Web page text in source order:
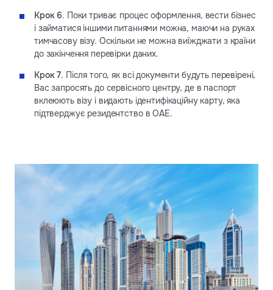
Крок 6. Поки триває процес оформлення, вести бізнес
і займатися іншими питаннями можна, маючи на руках
тимчасову візу. Оскільки не можна виїжджати з країни
до закінчення перевірки даних.
Крок 7. Після того, як всі документи будуть перевірені,
Вас запросять до сервісного центру, де в паспорт
вклеюють візу і видають ідентифікаційну карту, яка
підтверджує резидентство в ОАЕ.